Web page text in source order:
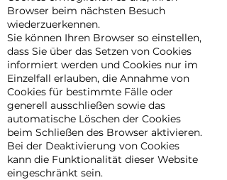
Browser beim nächsten Besuch
wiederzuerkennen.
Sie können Ihren Browser so einstellen,
dass Sie über das Setzen von Cookies
informiert werden und Cookies nur im
Einzelfall erlauben, die Annahme von
Cookies für bestimmte Fälle oder
generell ausschließen sowie das
automatische Löschen der Cookies
beim Schließen des Browser aktivieren.
Bei der Deaktivierung von Cookies
kann die Funktionalität dieser Website
eingeschränkt sein.